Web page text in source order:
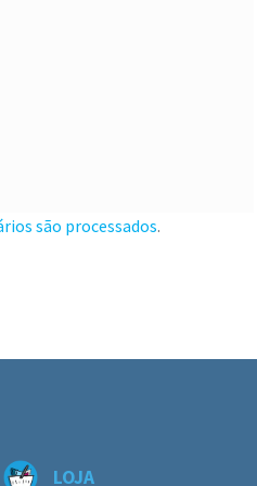
são processados.
LOJA